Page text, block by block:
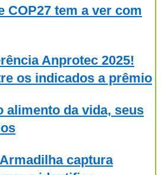
COP27 tem a ver com
Anprotec 2025!
os indicados a prêmio
alimento da vida, seus
captura